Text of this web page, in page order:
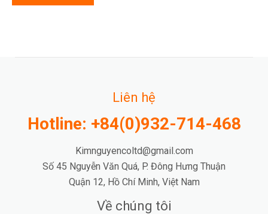
Liên hệ
Hotline: +84(0)932-714-468
Kimnguyencoltd@gmail.com
Số 45 Nguyễn Văn Quá, P. Đông Hưng Thuận
Quận 12, Hồ Chí Minh, Việt Nam
Về chúng tôi